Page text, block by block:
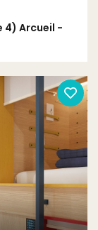
4) Arcueil -